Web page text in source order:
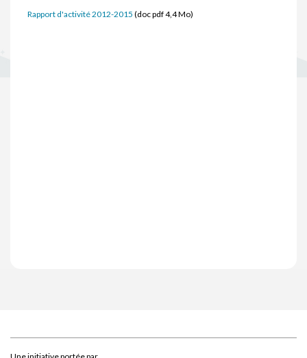
Rapport d'activité 2012-2015 (doc pdf 4,4 Mo)